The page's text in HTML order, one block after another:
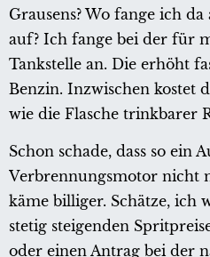
Grausens? Wo fange ich
auf? Ich fange bei der für
Tankstelle an. Die erhöht
Benzin. Inzwischen kostet
wie die Flasche trinkbarer
Schon schade, dass so ein
Verbrennungsmotor nicht
käme billiger. Schätze, ich
stetig steigenden
oder einen Antrag bei der